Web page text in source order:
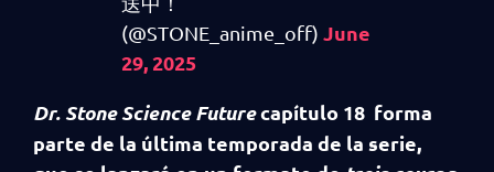
(@STONE_anime_off) June
29, 2025
Dr. Stone Science Futurecapítulo 18 forma
parte de la última temporada de la serie,